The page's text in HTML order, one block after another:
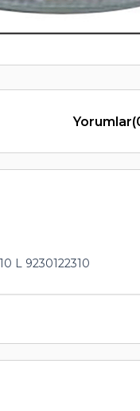
Yorumlar
L 9230122310